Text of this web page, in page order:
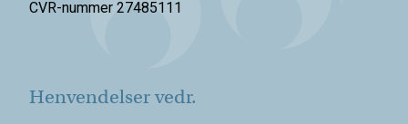
CVR-nummer 27485111
Henvendelser vedr.